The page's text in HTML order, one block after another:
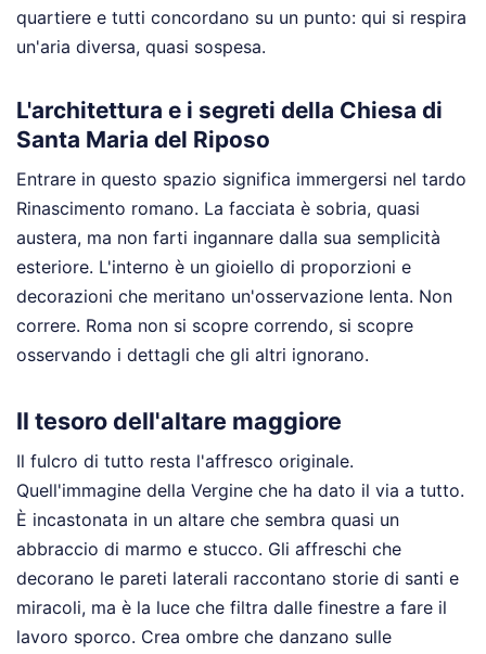
quartiere e tutti concordano su un punto: qui si respira
un'aria diversa, quasi sospesa.
L'architettura e i segreti della Chiesa di
Santa Maria del Riposo
Entrare in questo spazio significa immergersi nel tardo
Rinascimento romano. La facciata è sobria, quasi
austera, ma non farti ingannare dalla sua semplicità
esteriore. L'interno è un gioiello di proporzioni e
decorazioni che meritano un'osservazione lenta. Non
correre. Roma non si scopre correndo, si scopre
osservando i dettagli che gli altri ignorano.
Il tesoro dell'altare maggiore
Il fulcro di tutto resta l'affresco originale.
Quell'immagine della Vergine che ha dato il via a tutto.
È incastonata in un altare che sembra quasi un
abbraccio di marmo e stucco. Gli affreschi che
decorano le pareti laterali raccontano storie di santi e
miracoli, ma è la luce che filtra dalle finestre a fare il
lavoro sporco. Crea ombre che danzano sulle